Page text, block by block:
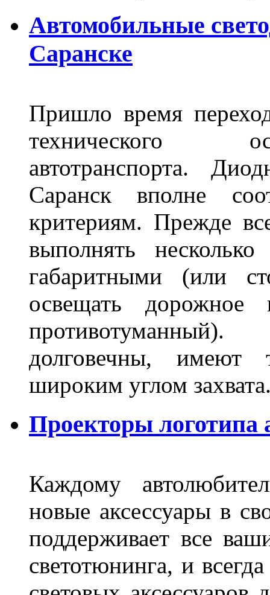
Автомобильные
Саранске
Пришло время
технического
автотранспорта.
Саранск вполне
критериям. Прежде
выполнять
габаритными (или
освещать
долговечны, имеют
широким углом
Проекторы логотипа
Каждому
новые аксессуары в
поддерживает все
светотюнинга, и